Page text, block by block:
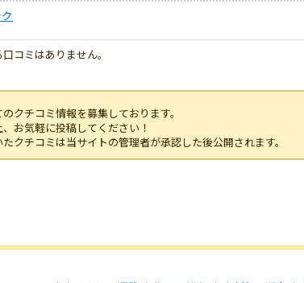
コミはありません。
クチコミ情報を募集しております。
お気軽に投稿してください！
クチコミは当サイトの管理者が承認した後公開されます。